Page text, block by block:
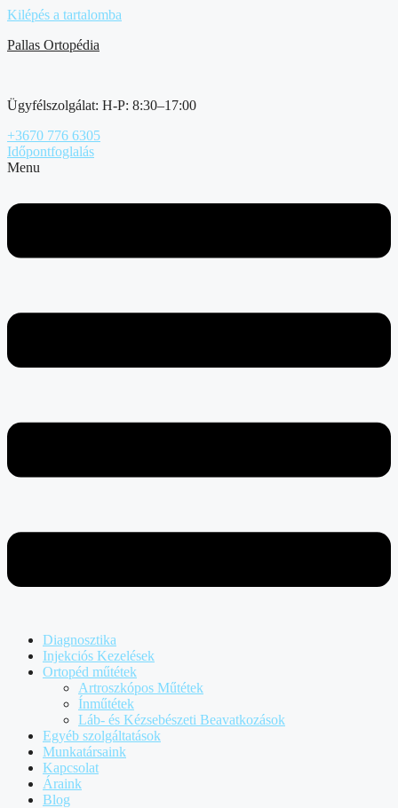
Kilépés a tartalomba
Pallas Ortopédia
Ügyfélszolgálat: H-P: 8:30–17:00
+3670 776 6305
Időpontfoglalás
Menu
Diagnosztika
Injekciós Kezelések
Ortopéd műtétek
Artroszkópos Műtétek
Ínműtétek
Láb- és Kézsebészeti Beavatkozások
Egyéb szolgáltatások
Munkatársaink
Kapcsolat
Áraink
Blog